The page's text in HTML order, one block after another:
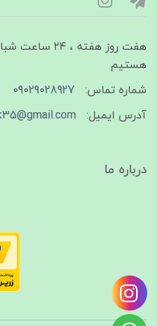
هفت روز هفته ،
هستیم
شماره تماس:
09029028927
آدرس ایمیل:
درباره ما